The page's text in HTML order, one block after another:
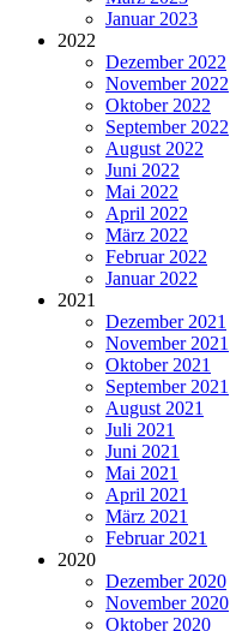
Januar 2023
2022
Dezember 2022
November 2022
Oktober 2022
September 2022
August 2022
Juni 2022
Mai 2022
April 2022
März 2022
Februar 2022
Januar 2022
2021
Dezember 2021
November 2021
Oktober 2021
September 2021
August 2021
Juli 2021
Juni 2021
Mai 2021
April 2021
März 2021
Februar 2021
2020
Dezember 2020
November 2020
Oktober 2020